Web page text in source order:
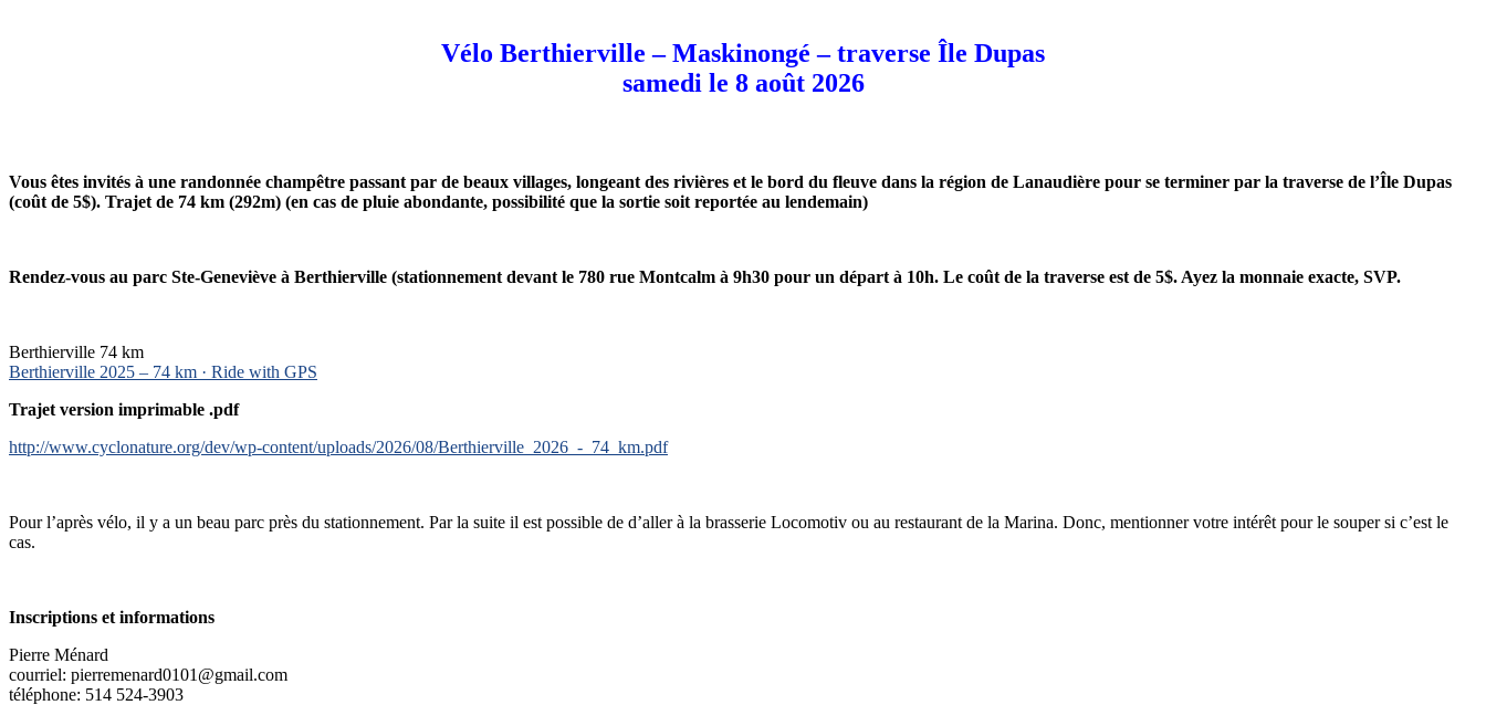
Vélo Berthierville – Maskinongé – traverse Île Dupas
samedi le 8 août 2026
Vous êtes invités à une randonnée champêtre passant par de beaux villages, longeant des rivières et le bord du fleuve dans la région de Lanaudière pour se terminer par la traverse de l’Île Dupas
(coût de 5$). Trajet de 74 km (292m) (en cas de pluie abondante, possibilité que la sortie soit reportée au lendemain)
Rendez-vous au parc Ste-Geneviève à Berthierville (stationnement devant le 780 rue Montcalm à 9h30 pour un départ à 10h. Le coût de la traverse est de 5$. Ayez la monnaie exacte, SVP.
Berthierville 74 km
Berthierville 2025 – 74 km · Ride with GPS
Trajet version imprimable .pdf
http://www.cyclonature.org/dev/wp-content/uploads/2026/08/Berthierville_2026_-_74_km.pdf
Pour l’après vélo, il y a un beau parc près du stationnement. Par la suite il est possible de d’aller à la brasserie Locomotiv ou au restaurant de la Marina. Donc, mentionner votre intérêt pour le souper si c’est le
cas.
Inscriptions et informations
Pierre Ménard
courriel: pierremenard0101@gmail.com
téléphone: 514 524-3903